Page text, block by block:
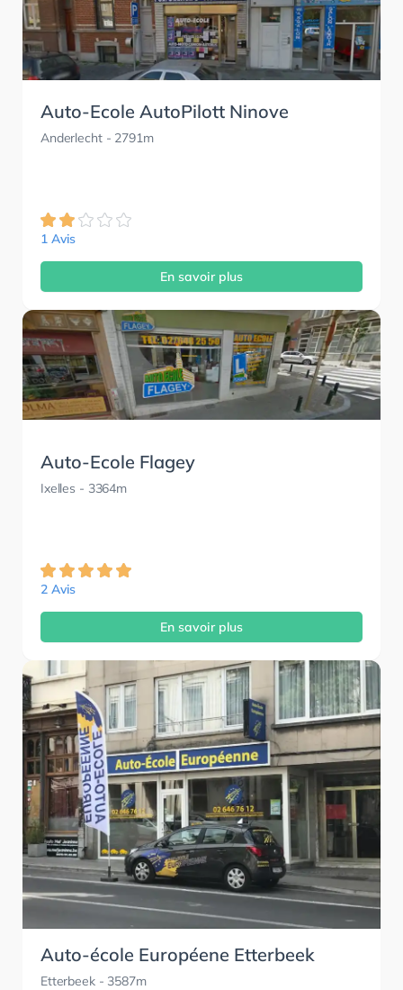
Auto-Ecole AutoPilott Ninove
Anderlecht- 2791m
1 Avis
En savoir plus
Auto-Ecole Flagey
Ixelles - 3364m
2 Avis
En savoir plus
Auto-école Européene Etterbeek
Etterbeek- 3587m